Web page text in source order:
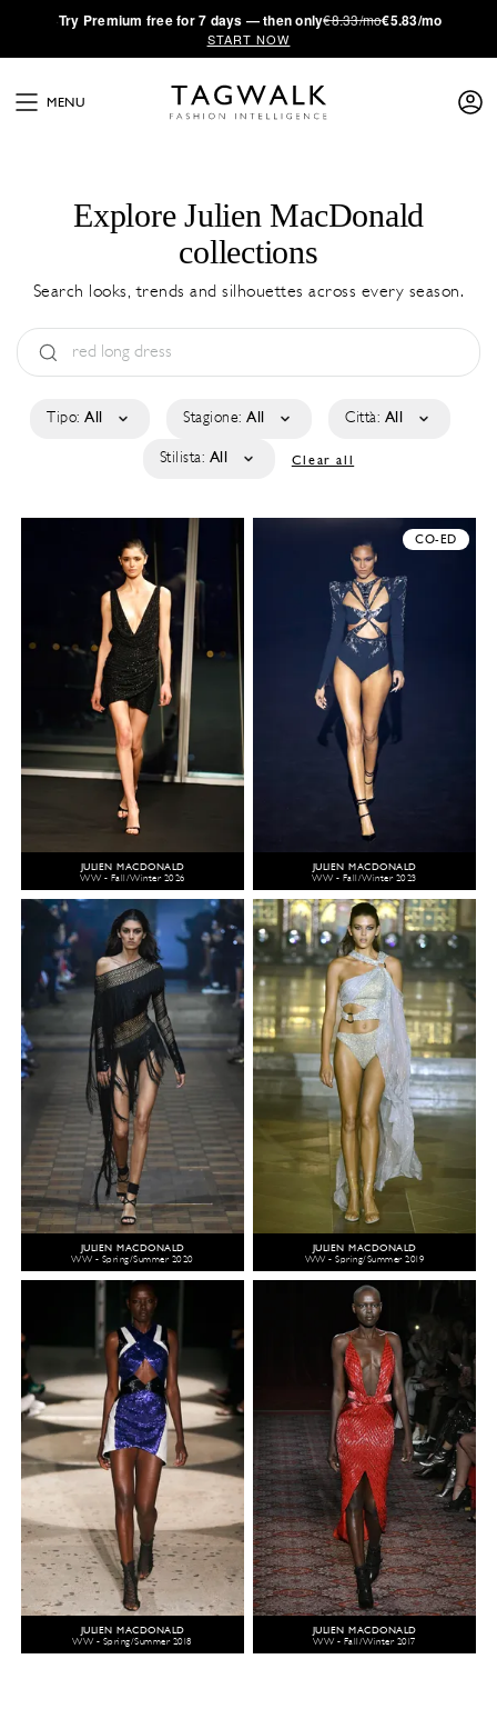
·Try Premium free for 7 days — then only€8.33/mo€5.83/mo
START NOW
MENU
Explore Julien MacDonald
collections
Search looks, trends and silhouettes across every season.
Tipo: All Stagione: All Città: All
Stilista: All Clear all
JULIEN MACDONALD
WW - Fall/Winter 2026
CO-ED
JULIEN MACDONALD
WW - Fall/Winter 2023
JULIEN MACDONALD
WW - Spring/Summer 2020
JULIEN MACDONALD
WW - Spring/Summer 2019
JULIEN MACDONALD
WW - Spring/Summer 2018
JULIEN MACDONALD
WW - Fall/Winter 2017